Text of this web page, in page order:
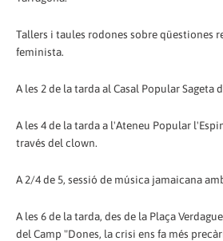
Tallers i taules rodones sobre qüestiones
feminista.
A les 2 de la tarda al Casal Popular Sageta
A les 4 de la tarda a l'Ateneu Popular
través del clown.
A 2/4 de 5, sessió de música jamaicana
A les 6 de la tarda, des de la Plaça
del Camp "Dones, la crisi ens fa més